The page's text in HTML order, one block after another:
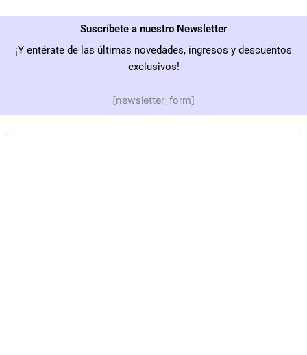
Suscríbete a nuestro Newsletter
¡Y entérate de las últimas novedades, ingresos y descuentos
exclusivos!
[newsletter_form]